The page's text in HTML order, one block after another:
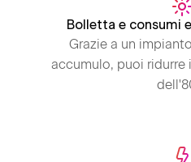
Bolletta e consumi
Grazie a un
accumulo, puoi ridurre